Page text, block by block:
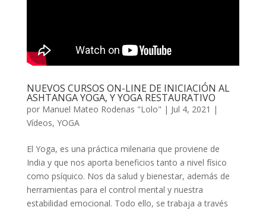
NUEVOS CURSOS ON-LINE DE INICIACIÓN AL
ASHTANGA YOGA, Y YOGA RESTAURATIVO
por Manuel Mateo Rodenas "Lolo" | Jul 4, 2021 |
Vídeos, YOGA
El Yoga, es una práctica milenaria que proviene de
India y que nos aporta beneficios tanto a nivel físico
como psíquico. Nos da salud y bienestar, además de
herramientas para el control mental y nuestra
estabilidad emocional. Todo ello, se trabaja a través